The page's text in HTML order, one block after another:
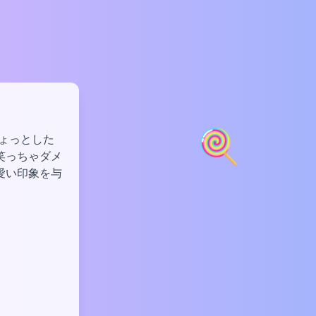
🍭
っとした
ちゃダメ
い印象を与